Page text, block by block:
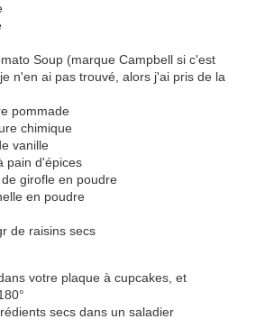
Soup (marque Campbell si c'est
n'en ai pas trouvé, alors j'ai pris de la
pommade
chimique
vanille
pain d'épices
girofle en poudre
en poudre
de raisins secs
votre plaque à cupcakes, et
secs dans un saladier